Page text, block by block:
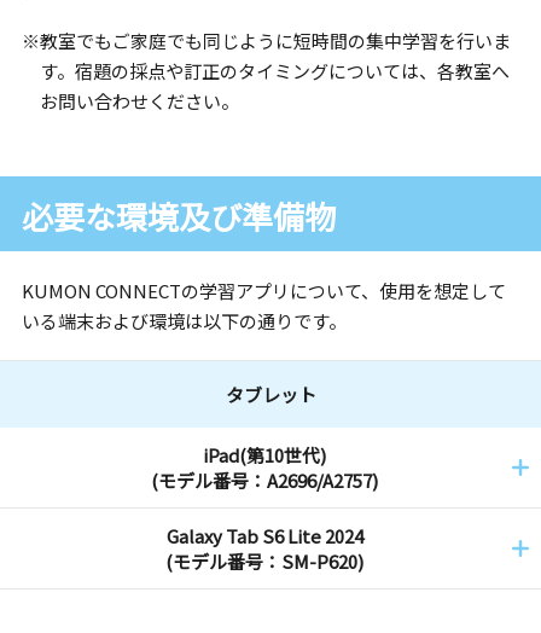
※教室でもご家庭でも同じように短時間の集中学習を行いま
す。宿題の採点や訂正のタイミングについては、各教室へ
お問い合わせください。
必要な環境及び準備物
KUMON CONNECTの学習アプリについて、使用を想定して
いる端末および環境は以下の通りです。
タブレット
iPad(第10世代)
(モデル番号：A2696/A2757)
Galaxy Tab S6 Lite 2024
(モデル番号：SM-P620)